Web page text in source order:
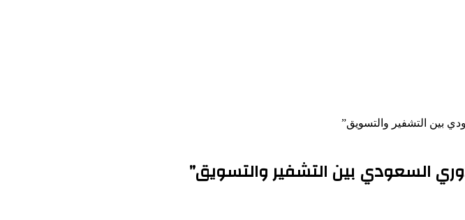
بين التشفير والتسويق”
السعودي بين التشفير والتسويق”